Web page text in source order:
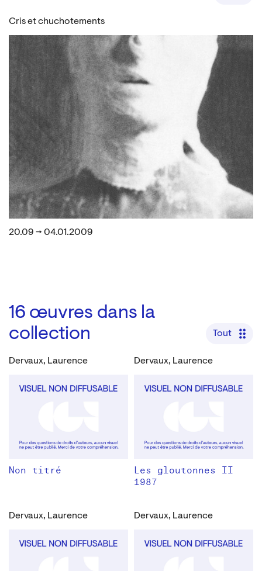
Cris et chuchotements
20.09 → 04.01.2009
16 œuvres dans la
collection
Tout
Dervaux, Laurence
Non titré
Dervaux, Laurence
Les gloutonnes II
1987
Dervaux, Laurence Dervaux, Laurence